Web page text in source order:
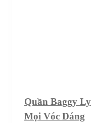
Quần Baggy
Mọi Vóc Dáng